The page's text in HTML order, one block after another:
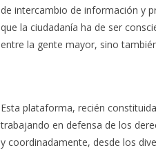
de intercambio de información y
que la ciudadanía ha de ser
entre la gente mayor, sino
Esta plataforma, recién
trabajando en defensa de los
y coordinadamente, desde los